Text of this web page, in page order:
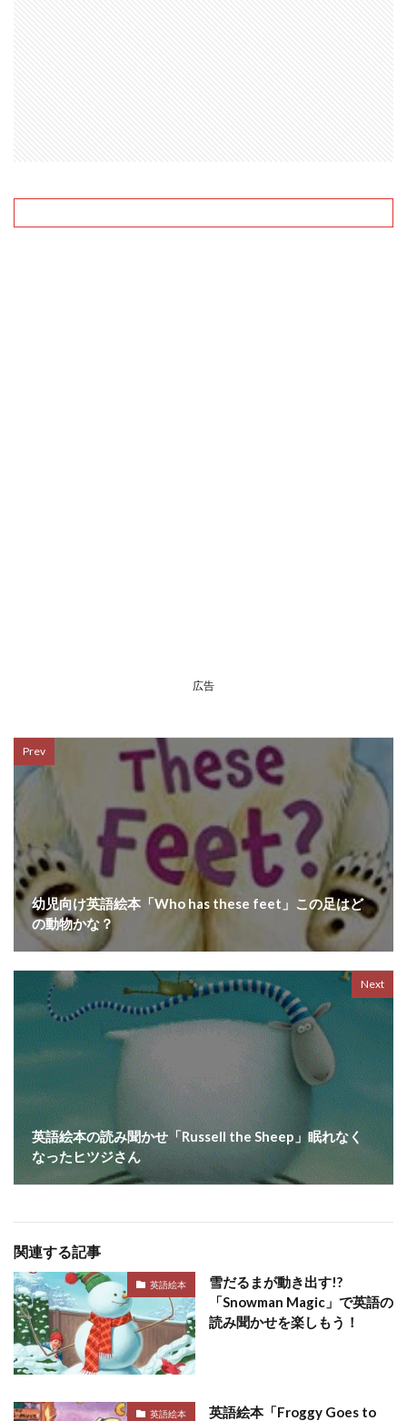
広告
Prev
幼児向け英語絵本「Who has these feet」この足はど
の動物かな？
Next
英語絵本の読み聞かせ「Russell the Sheep」眠れなく
なったヒツジさん
関連する記事
英語絵本
雪だるまが動き出す!?
「Snowman Magic」で英語の
読み聞かせを楽しもう！
英語絵本
英語絵本「Froggy Goes to